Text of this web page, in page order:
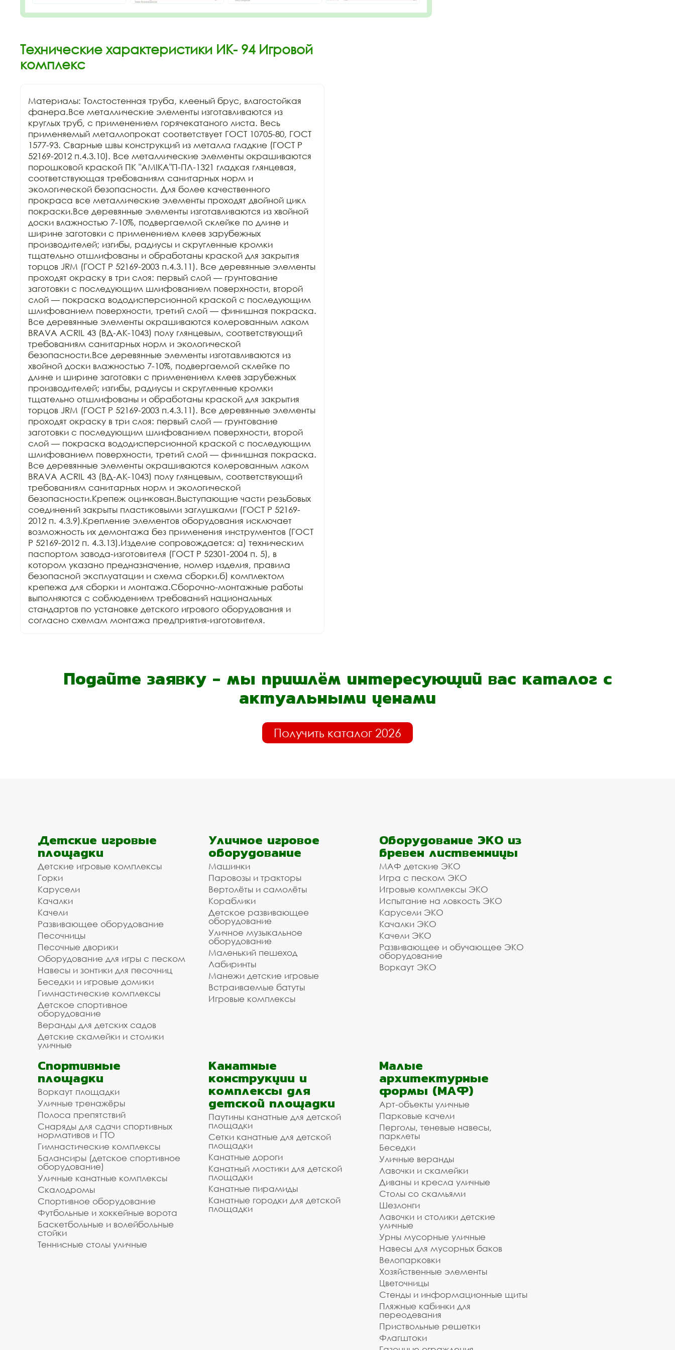
Технические характеристики ИК- 94 Игровой
комплекс
Материалы: Толстостенная труба, клееный брус, влагостойкая
фанера.Все металлические элементы изготавливаются из
круглых труб, с применением горячекатаного листа. Весь
применяемый металлопрокат соответствует ГОСТ 10705-80, ГОСТ
1577-93. Сварные швы конструкций из металла гладкие (ГОСТ Р
52169-2012 п.4.3.10). Все металлические элементы окрашиваются
порошковой краской ПК "АМIKA"П-ПЛ-1321 гладкая глянцевая,
соответствующая требованиям санитарных норм и
экологической безопасности. Для более качественного
прокраса все металлические элементы проходят двойной цикл
покраски.Все деревянные элементы изготавливаются из хвойной
доски влажностью 7-10%, подвергаемой склейке по длине и
ширине заготовки с применением клеев зарубежных
производителей; изгибы, радиусы и скругленные кромки
тщательно отшлифованы и обработаны краской для закрытия
торцов JRM (ГОСТ Р 52169-2003 п.4.3.11). Все деревянные элементы
проходят окраску в три слоя: первый слой — грунтование
заготовки с последующим шлифованием поверхности, второй
слой — покраска вододисперсионной краской с последующим
шлифованием поверхности, третий слой — финишная покраска.
Все деревянные элементы окрашиваются колерованным лаком
BRAVA ACRIL 43 (ВД-АК-1043) полу глянцевым, соответствующий
требованиям санитарных норм и экологической
безопасности.Все деревянные элементы изготавливаются из
хвойной доски влажностью 7-10%, подвергаемой склейке по
длине и ширине заготовки с применением клеев зарубежных
производителей; изгибы, радиусы и скругленные кромки
тщательно отшлифованы и обработаны краской для закрытия
торцов JRM (ГОСТ Р 52169-2003 п.4.3.11). Все деревянные элементы
проходят окраску в три слоя: первый слой — грунтование
заготовки с последующим шлифованием поверхности, второй
слой — покраска вододисперсионной краской с последующим
шлифованием поверхности, третий слой — финишная покраска.
Все деревянные элементы окрашиваются колерованным лаком
BRAVA ACRIL 43 (ВД-АК-1043) полу глянцевым, соответствующий
требованиям санитарных норм и экологической
безопасности.Крепеж оцинкован.Выступающие части резьбовых
соединений закрыты пластиковыми заглушками (ГОСТ Р 52169-
2012 п. 4.3.9).Крепление элементов оборудования исключает
возможность их демонтажа без применения инструментов (ГОСТ
Р 52169-2012 п. 4.3.13).Изделие сопровождается: а) техническим
паспортом завода-изготовителя (ГОСТ Р 52301-2004 п. 5), в
котором указано предназначение, номер изделия, правила
безопасной эксплуатации и схема сборки.б) комплектом
крепежа для сборки и монтажа.Сборочно-монтажные работы
выполняются с соблюдением требований национальных
стандартов по установке детского игрового оборудования и
согласно схемам монтажа предприятия-изготовителя.
Подайте заявку - мы пришлём интересующий вас каталог с
актуальными ценами
Получить каталог 2026
Детские игровые
площадки
Детские игровые комплексы
Горки
Карусели
Качалки
Качели
Развивающее оборудование
Песочницы
Песочные дворики
Оборудование для игры с песком
Навесы и зонтики для песочниц
Беседки и игровые домики
Гимнастические комплексы
Детское спортивное
оборудование
Веранды для детских садов
Детские скамейки и столики
уличные
Уличное игровое
оборудование
Машинки
Паровозы и тракторы
Вертолёты и самолёты
Кораблики
Детское развивающее
оборудование
Уличное музыкальное
оборудование
Маленький пешеход
Лабиринты
Манежи детские игровые
Встраиваемые батуты
Игровые комплексы
Оборудование ЭКО из
бревен лиственницы
МАФ детские ЭКО
Игра с песком ЭКО
Игровые комплексы ЭКО
Испытание на ловкость ЭКО
Карусели ЭКО
Качалки ЭКО
Качели ЭКО
Развивающее и обучающее ЭКО
оборудование
Воркаут ЭКО
Спортивные
площадки
Воркаут площадки
Уличные тренажёры
Полоса препятствий
Снаряды для сдачи спортивных
нормативов и ГТО
Гимнастические комплексы
Балансиры (детское спортивное
оборудование)
Уличные канатные комплексы
Скалодромы
Спортивное оборудование
Футбольные и хоккейные ворота
Баскетбольные и волейбольные
стойки
Теннисные столы уличные
Канатные
конструкции и
комплексы для
детской площадки
Паутины канатные для детской
площадки
Сетки канатные для детской
площадки
Канатные дороги
Канатный мостики для детской
площадки
Канатные пирамиды
Канатные городки для детской
площадки
Малые
архитектурные
формы (МАФ)
Арт-объекты уличные
Парковые качели
Перголы, теневые навесы,
парклеты
Беседки
Уличные веранды
Лавочки и скамейки
Диваны и кресла уличные
Столы со скамьями
Шезлонги
Лавочки и столики детские
уличные
Урны мусорные уличные
Навесы для мусорных баков
Велопарковки
Хозяйственные элементы
Цветочницы
Стенды и информационные щиты
Пляжные кабинки для
переодевания
Приствольные решетки
Флагштоки